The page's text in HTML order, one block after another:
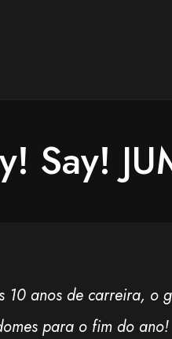
Say!
10 anos de carreira, o
para o fim do ano!